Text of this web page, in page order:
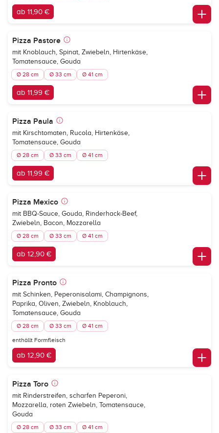
ab 11,90 €
Pizza Pastore
mit Knoblauch, Spinat, Zwiebeln, Hirtenkäse,
Tomatensauce, Gouda
Ø 28 cm Ø 33 cm Ø 41 cm
ab 11,99 €
Pizza Paula
mit Kirschtomaten, Rucola, Hirtenkäse,
Tomatensauce, Gouda
Ø 28 cm Ø 33 cm Ø 41 cm
ab 11,99 €
Pizza Mexico
mit BBQ-Sauce, Gouda, Rinderhack-Beef,
Zwiebeln, Bacon, Mozzarella
Ø 28 cm Ø 33 cm Ø 41 cm
ab 12,90 €
Pizza Pronto
mit Schinken, Peperonisalami, Champignons,
Paprika, Oliven, Zwiebeln, Knoblauch,
Tomatensauce, Gouda
Ø 28 cm Ø 33 cm Ø 41 cm
enthällt Formfleisch
ab 12,90 €
Pizza Toro
mit Rinderstreifen, scharfen Peperoni,
Mozzarella, roten Zwiebeln, Tomatensauce,
Gouda
Ø 28 cm Ø 33 cm Ø 41 cm